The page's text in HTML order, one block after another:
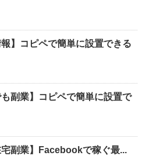
報】コピペで簡単に設置できる
も副業】コピペで簡単に設置で
宅副業】Facebookで稼ぐ最...